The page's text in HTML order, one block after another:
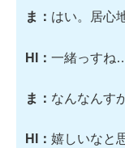
ま： はい。居心
HI： 一緒っすね
ま： なんなんす
HI： 嬉しいなと